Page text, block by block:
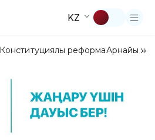
KZ
Конституциялық реформаАрнайы